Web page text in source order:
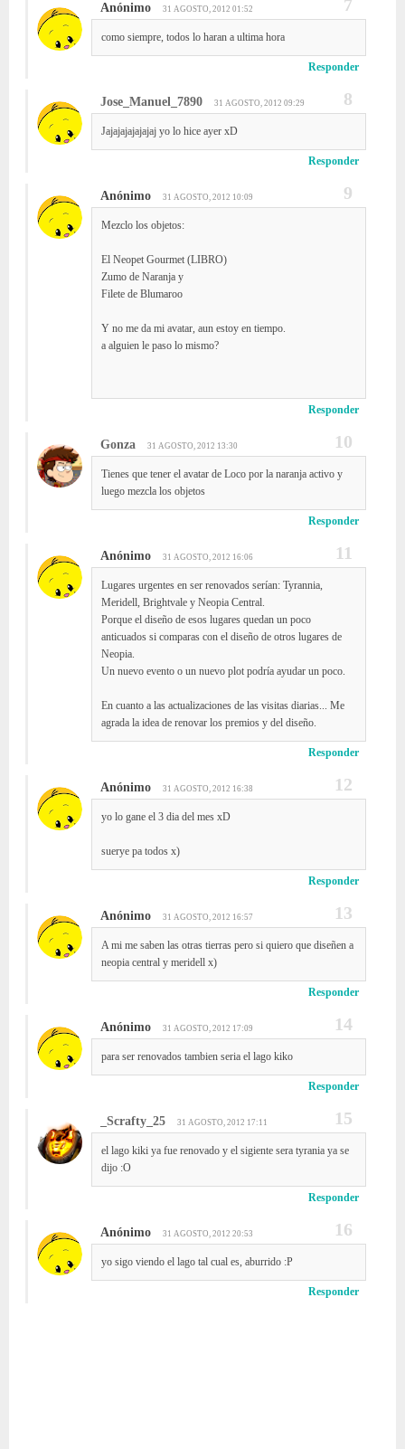
Anónimo 31 AGOSTO, 2012 01:52
como siempre, todos lo haran a ultima hora
Responder
Jose_Manuel_7890 31 AGOSTO, 2012 09:29
Jajajajajajajaj yo lo hice ayer xD
Responder
Anónimo 31 AGOSTO, 2012 10:09
Mezclo los objetos:
El Neopet Gourmet (LIBRO)
Zumo de Naranja y
Filete de Blumaroo
Y no me da mi avatar, aun estoy en tiempo.
a alguien le paso lo mismo?
Responder
Gonza 31 AGOSTO, 2012 13:30
Tienes que tener el avatar de Loco por la naranja activo y
luego mezcla los objetos
Responder
Anónimo 31 AGOSTO, 2012 16:06
Lugares urgentes en ser renovados serían: Tyrannia,
Meridell, Brightvale y Neopia Central.
Porque el diseño de esos lugares quedan un poco
anticuados si comparas con el diseño de otros lugares de
Neopia.
Un nuevo evento o un nuevo plot podría ayudar un poco.
En cuanto a las actualizaciones de las visitas diarias... Me
agrada la idea de renovar los premios y del diseño.
Responder
Anónimo 31 AGOSTO, 2012 16:38
yo lo gane el 3 dia del mes xD
suerye pa todos x)
Responder
Anónimo 31 AGOSTO, 2012 16:57
A mi me saben las otras tierras pero si quiero que diseñen a
neopia central y meridell x)
Responder
Anónimo 31 AGOSTO, 2012 17:09
para ser renovados tambien seria el lago kiko
Responder
_Scrafty_25 31 AGOSTO, 2012 17:11
el lago kiki ya fue renovado y el sigiente sera tyrania ya se
dijo :O
Responder
Anónimo 31 AGOSTO, 2012 20:53
yo sigo viendo el lago tal cual es, aburrido :P
Responder